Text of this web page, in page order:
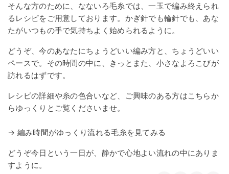
そんな方のために、なないろ毛糸では、一玉で編み終えられ
るレシピをご用意しております。かぎ針でも輪針でも、あな
たがいつもの手で気持ちよく始められるように。
どうぞ、今のあなたにちょうどいい編み方と、ちょうどいい
ペースで。その時間の中に、きっとまた、小さなよろこびが
訪れるはずです。
レシピの詳細や糸の色合いなど、ご興味のある方はこちらか
らゆっくりとご覧くださいませ。
→ 編み時間がゆっくり流れる毛糸を見てみる
どうぞ今日という一日が、静かで心地よい流れの中にありま
すように。